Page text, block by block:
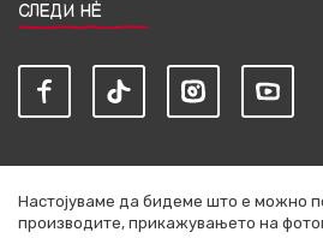
СЛЕДИ НЀ
Настојуваме да бидеме што е можно
производите, прикажувањето на